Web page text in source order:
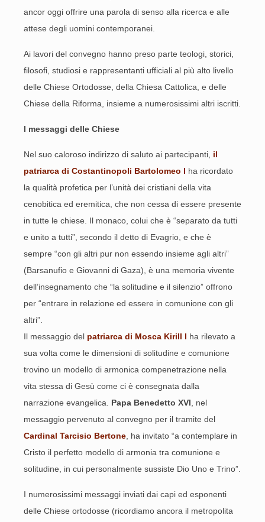
ancor oggi offrire una parola di senso alla ricerca e alle
attese degli uomini contemporanei.
Ai lavori del convegno hanno preso parte teologi, storici,
filosofi, studiosi e rappresentanti ufficiali al più alto livello
delle Chiese Ortodosse, della Chiesa Cattolica, e delle
Chiese della Riforma, insieme a numerosissimi altri iscritti.
I messaggi delle Chiese
Nel suo caloroso indirizzo di saluto ai partecipanti, il
patriarca di Costantinopoli Bartolomeo I ha ricordato
la qualità profetica per l’unità dei cristiani della vita
cenobitica ed eremitica, che non cessa di essere presente
in tutte le chiese. Il monaco, colui che è “separato da tutti
e unito a tutti”, secondo il detto di Evagrio, e che è
sempre “con gli altri pur non essendo insieme agli altri”
(Barsanufio e Giovanni di Gaza), è una memoria vivente
dell’insegnamento che “la solitudine e il silenzio” offrono
per “entrare in relazione ed essere in comunione con gli
altri”.
Il messaggio del patriarca di Mosca Kirill I ha rilevato a
sua volta come le dimensioni di solitudine e comunione
trovino un modello di armonica compenetrazione nella
vita stessa di Gesù come ci è consegnata dalla
narrazione evangelica. Papa Benedetto XVI , nel
messaggio pervenuto al convegno per il tramite del
Cardinal Tarcisio Bertone , ha invitato “a contemplare in
Cristo il perfetto modello di armonia tra comunione e
solitudine, in cui personalmente sussiste Dio Uno e Trino”.
I numerosissimi messaggi inviati dai capi ed esponenti
delle Chiese ortodosse (ricordiamo ancora il metropolita